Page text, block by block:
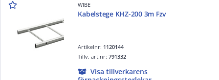
WIBE
Kabelstege KHZ-200 3m Fzv
Artikelnr: 1120144
Tillv. art.nr:791332
Visa tillverkarens